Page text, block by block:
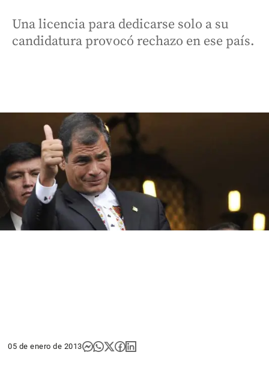
Una licencia para dedicarse solo a su
candidatura provocó rechazo en ese país.
05 de enero de 2013